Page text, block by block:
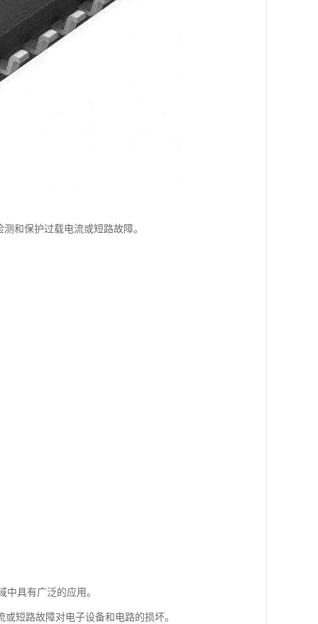
和保护过载电流或短路故障。
具有广泛的应用。
短路故障对电子设备和电路的损坏。